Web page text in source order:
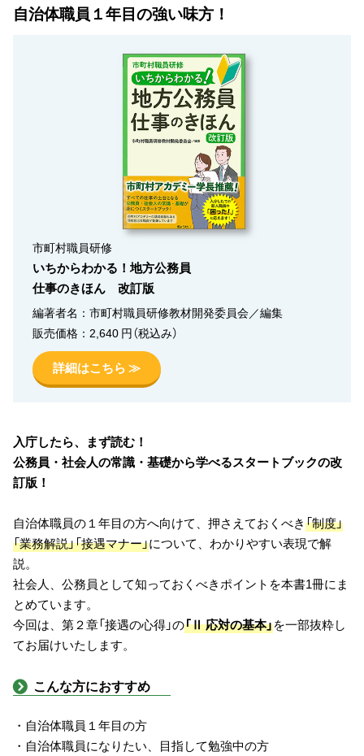
自治体職員１年目の強い味方！
市町村職員研修
いちからわかる！地方公務員
仕事のきほん 改訂版
編著者名：市町村職員研修教材開発委員会／編集
販売価格：2,640 円（税込み）
詳細はこちら ≫
入庁したら、まず読む！
公務員・社会人の常識・基礎から学べるスタートブックの改
訂版！
自治体職員の１年目の方へ向けて、押さえておくべき「制度」
「業務解説」「接遇マナー」について、わかりやすい表現で解
説。
社会人、公務員として知っておくべきポイントを本書1冊にま
とめています。
今回は、第２章「接遇の心得」の「Ⅱ 応対の基本」を一部抜粋し
てお届けいたします。
こんな方におすすめ
・自治体職員１年目の方
・自治体職員になりたい、目指して勉強中の方